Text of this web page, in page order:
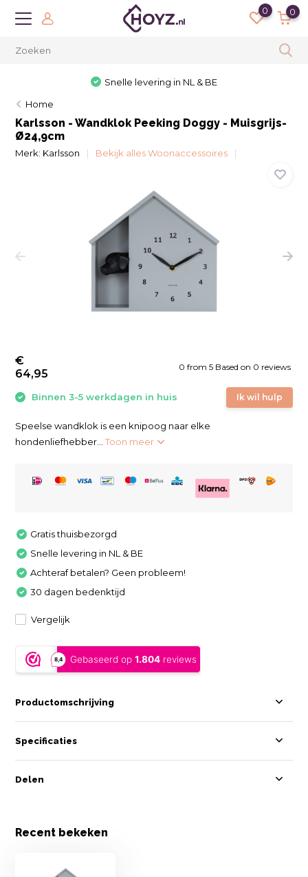
0 0
Snelle levering in NL & BE
Home
Karlsson - Wandklok Peeking Doggy - Muisgrijs-
Ø24,9cm
Merk: Karlsson Bekijk alles Woonaccessoires
0 from 5 Based on 0 reviews
Ik wil hulp
€
64,95
Binnen 3-5 werkdagen in huis
Speelse wandklok is een knipoog naar elke
hondenliefhebber...Toon meer
Gratis thuisbezorgd
Snelle levering in NL & BE
Achteraf betalen? Geen probleem!
30 dagen bedenktijd
Vergelijk
Productomschrijving
Specificaties
Delen
Recent bekeken